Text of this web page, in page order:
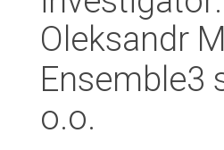
Oleksandr
Ensemble3
o.o.